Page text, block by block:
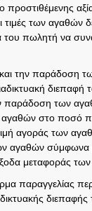
αξίας
τιμές των αγαθών
πωλητή να
την παράδοση
διεπαφή
παράδοση των
στο ποσό
αγοράς των
αγαθών
μεταφοράς